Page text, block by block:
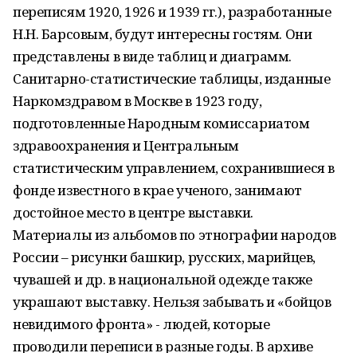
переписям 1920, 1926 и 1939 гг.), разработанные
Н.Н. Барсовым, будут интересны гостям. Они
представлены в виде таблиц и диаграмм.
Санитарно-статистические таблицы, изданные
Наркомздравом в Москве в 1923 году,
подготовленные Народным комиссариатом
здравоохранения и Центральным
статистическим управлением, сохранившиеся в
фонде известного в крае ученого, занимают
достойное место в центре выставки.
Материалы из альбомов по этнографии народов
России – рисунки башкир, русских, марийцев,
чувашей и др. в национальной одежде также
украшают выставку. Нельзя забывать и «бойцов
невидимого фронта» - людей, которые
проводили переписи в разные годы. В архиве